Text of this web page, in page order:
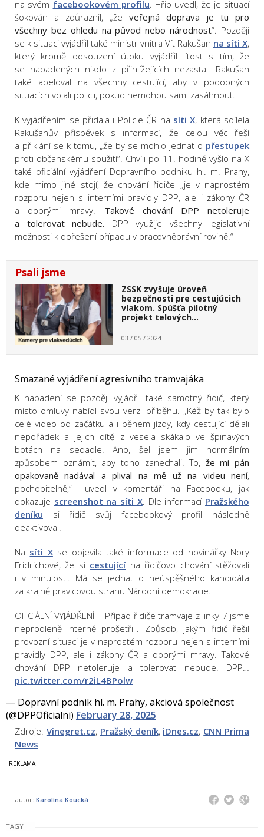
na svém facebookovém profilu. Hřib uvedl, že je situací
šokován a zdůraznil, „že veřejná doprava je tu pro
všechny bez ohledu na původ nebo národnost“. Později
se k situaci vyjádřil také ministr vnitra Vít Rakušan na síti X,
který kromě odsouzení útoku vyjádřil lítost s tím, že
se napadených nikdo z přihlížejících nezastal. Rakušan
také apeloval na všechny cestující, aby v podobných
situacích volali policii, pokud nemohou sami zasáhnout.
K vyjádřením se přidala i Policie ČR na síti X, která sdílela
Rakušanův příspěvek s informací, že celou věc řeší
a přiklání se k tomu, „že by se mohlo jednat o přestupek
proti občanskému soužití“. Chvíli po 11. hodině vyšlo na X
také oficiální vyjádření Dopravního podniku hl. m. Prahy,
kde mimo jiné stojí, že chování řidiče „je v naprostém
rozporu nejen s interními pravidly DPP, ale i zákony ČR
a dobrými mravy. Takové chování DPP netoleruje
a tolerovat nebude. DPP využije všechny legislativní
možnosti k dořešení případu v pracovněprávní rovině.“
Psali jsme
ZSSK zvyšuje úroveň
bezpečnosti pre cestujúcich
vlakom. Spúšťa pilotný
projekt telových…
03 / 05 / 2024
Smazané vyjádření agresivního tramvajáka
K napadení se později vyjádřil také samotný řidič, který
místo omluvy nabídl svou verzi příběhu. „Kéž by tak bylo
celé video od začátku a i během jízdy, kdy cestující dělali
nepořádek a jejich dítě z vesela skákalo ve špinavých
botách na sedadle. Ano, šel jsem jim normálním
způsobem oznámit, aby toho zanechali. To, že mi pán
opakovaně nadával a plival na mě už na videu není,
pochopitelně,“ uvedl v komentáři na Facebooku, jak
dokazuje screenshot na síti X. Dle informací Pražského
deníku si řidič svůj facebookový profil následně
deaktivoval.
Na síti Xse objevila také informace od novinářky Nory
Fridrichové, že si cestujícína řidičovo chování stěžovali
i v minulosti. Má se jednat o neúspěšného kandidáta
za krajně pravicovou stranu Národní demokracie.
OFICIÁLNÍ VYJÁDŘENÍ | Případ řidiče tramvaje z linky 7 jsme
neprodleně interně prošetřili. Způsob, jakým řidič řešil
provozní situaci je v naprostém rozporu nejen s interními
pravidly DPP, ale i zákony ČR a dobrými mravy. Takové
chování DPP netoleruje a tolerovat nebude. DPP…
pic.twitter.com/r2iL4BPolw
— Dopravní podnik hl. m. Prahy, akciová společnost
(@DPPOficialni) February 28, 2025
Zdroje: Vinegret.cz, Pražský deník, iDnes.cz, CNN Prima
News
autor: Karolína Koucká
TAGY